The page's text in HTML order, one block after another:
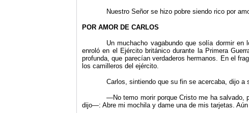
Nuestro Señor se hizo pobre siendo rico por
POR AMOR DE CARLOS
Un muchacho vagabundo que solía dormir
enroló en el Ejército británico durante la Primera
profunda, que parecían verdaderos hermanos. En el
los camilleros del ejército.
Carlos, sintiendo que su fin se acercaba, dijo a
—No temo morir porque Cristo me ha salvado,
dijo—: Abre mi mochila y dame una de mis tarjetas.